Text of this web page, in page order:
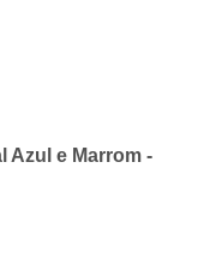
Azul e Marrom -